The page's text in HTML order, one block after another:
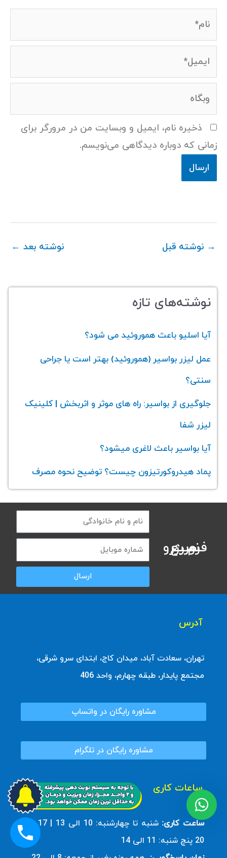
وبگاه
ذخیره نام، ایمیل و وبسایت من در مرورگر برای
زمانی که دوباره دیدگاهی می‌نویسم.
→ نوشته قبل نوشته بعد ←
نوشته‌های تازه
آیا اسلیو باعث هموروئید می‌ شود؟
عمل لیزر بواسیر (هموروئید) بهتر است یا جراحی
سنتی؟
جلوگیری از بواسیر: راه های موثر و اثربخش | کلینیک
لیزر شفا
آیا بواسیر باعث لاغری میشود؟
پماد هیدروکورتیزون چیست؟ توضیح نحوه مصرف
فرم رزرو سریع نوبت
ارسال
آدرس
تهران، سعادت آباد، میدان کاج، ابتدای سرو شرقی،
مجتمع پایدار، طبقه چهارم، واحد 406
مشاوره رایگان در واتساپ
مشاوره رایگان در تلگرام
ساعات کاری
ساعت کاری:
شنبه تا چهارشنبه: 10 الی 13 | 17 الی
20 پنچ شنبه: 11 الی 14